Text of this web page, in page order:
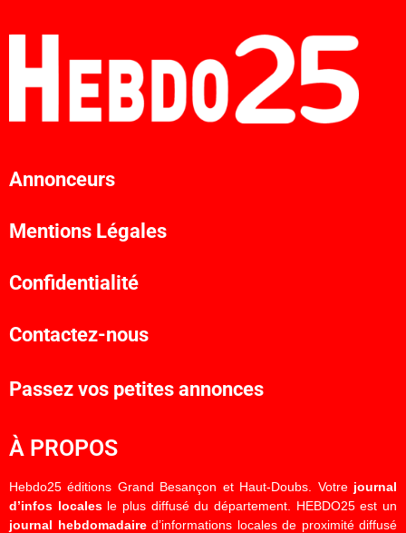
Annonceurs
Mentions Légales
Confidentialité
Contactez-nous
Passez vos petites annonces
À PROPOS
Hebdo25 éditions Grand Besançon et Haut-Doubs. Votre journal
d’infos localesle plus diffusé du département. HEBDO25 est un
journal hebdomadaired’informations locales de proximité diffusé